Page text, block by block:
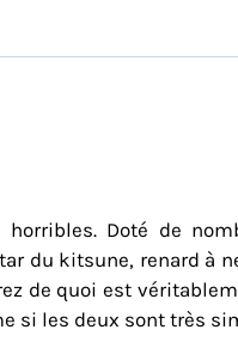
Doté de
du kitsune, renard à
de quoi est
si les deux sont très